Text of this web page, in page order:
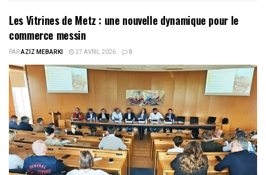
Les Vitrines de Metz : une nouvelle dynamique pour le
commerce messin
PARAZIZ MEBARKI 27 AVRIL 2026 0